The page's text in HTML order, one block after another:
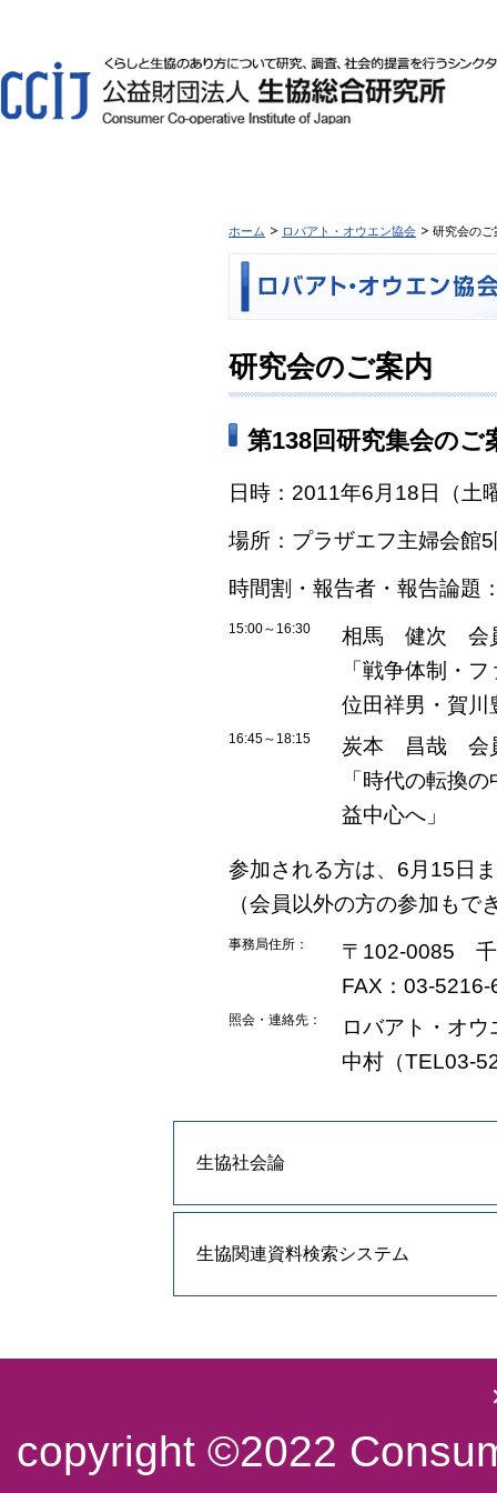
ホーム ロバアト・オウエン協会 研究会のご
研究会のご案内
第138回研究集会のご
日時：2011年6月18日（土
場所：プラザエフ主婦会館
時間割・報告者・報告論題
15:00～16:30
相馬 健次 会
「戦争体制・
位田祥男・賀川
16:45～18:15
炭本 昌哉 会
「時代の転換
益中心へ」
参加される方は、6月15日
（会員以外の方の参加も
事務局住所：
〒102-0085 千
FAX：03-
照会・連絡先：
ロバアト・オ
中村（TEL03-
生協社会論
生協関連資料検索システム
copyright ©2022